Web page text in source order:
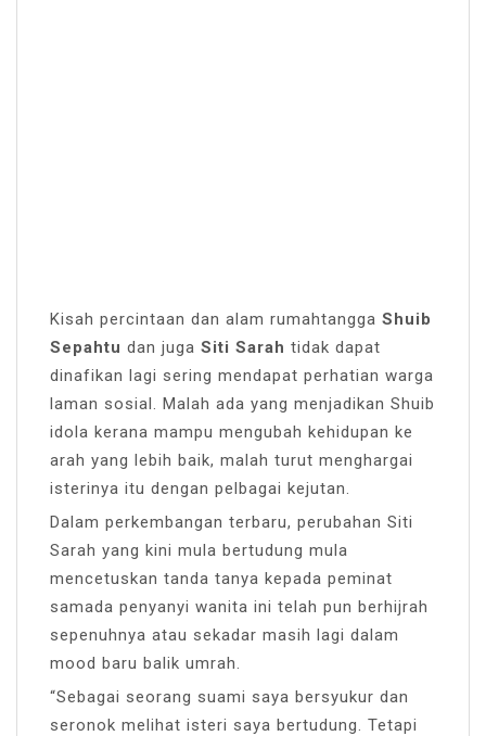
Kisah percintaan dan alam rumahtangga Shuib
Sepahtu dan juga Siti Sarah tidak dapat
dinafikan lagi sering mendapat perhatian warga
laman sosial. Malah ada yang menjadikan Shuib
idola kerana mampu mengubah kehidupan ke
arah yang lebih baik, malah turut menghargai
isterinya itu dengan pelbagai kejutan.
Dalam perkembangan terbaru, perubahan Siti
Sarah yang kini mula bertudung mula
mencetuskan tanda tanya kepada peminat
samada penyanyi wanita ini telah pun berhijrah
sepenuhnya atau sekadar masih lagi dalam
mood baru balik umrah.
“Sebagai seorang suami saya bersyukur dan
seronok melihat isteri saya bertudung. Tetapi